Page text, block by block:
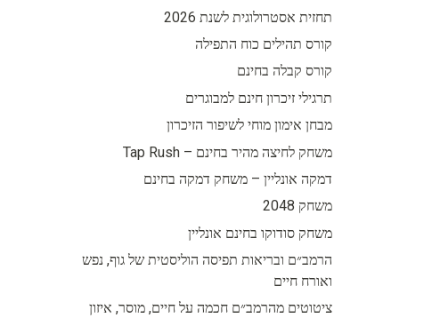
תחזית אסטרולוגית לשנת 2026
קורס תהילים כוח התפילה
קורס קבלה בחינם
תרגילי זיכרון חינם למבוגרים
מבחן אימון מוחי לשיפור הזיכרון
משחק לחיצה מהיר בחינם – Tap Rush
דמקה אונליין – משחק דמקה בחינם
משחק 2048
משחק סודוקו בחינם אונליין
הרמב״ם ובריאות תפיסה הוליסטית של גוף, נפש
ואורח חיים
ציטוטים מהרמב״ם חכמה על חיים, מוסר, איזון